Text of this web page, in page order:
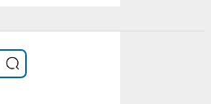
息以广东省教育考